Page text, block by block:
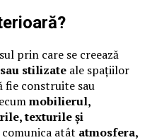
prin care se creează
stilizate ale spațiilor
fie construite sau
mobilierul,
texturile și
atât atmosfera,